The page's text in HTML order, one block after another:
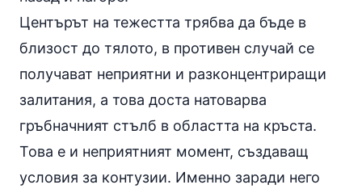
Центърът на тежестта трябва да бъде в
близост до тялото, в противен случай се
получават неприятни и разконцентриращи
залитания, а това доста натоварва
гръбначният стълб в областта на кръста.
Това е и неприятният момент, създаващ
условия за контузии. Именно заради него